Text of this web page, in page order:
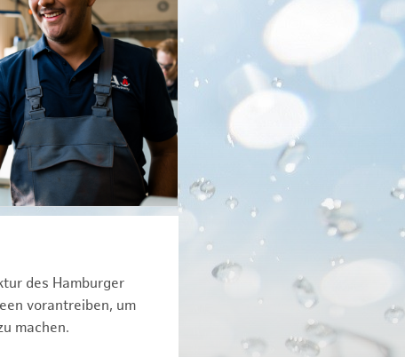
des Hamburger
vorantreiben, um
machen.